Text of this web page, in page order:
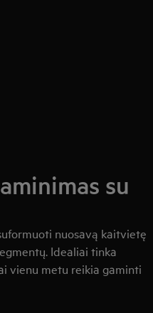
su
nuosavą kaitvietę
Idealiai tinka
vienu metu reikia gaminti